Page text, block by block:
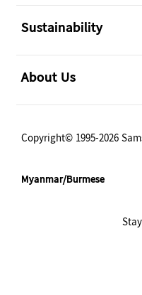
Sustainability
About Us
Copyright© 1995-2026
Myanmar/Burmese